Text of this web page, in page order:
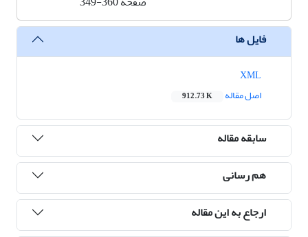
فایل ها
اصل مقاله
912.73 K
سابقه مقاله
هم رسانی
ارجاع به این مقاله